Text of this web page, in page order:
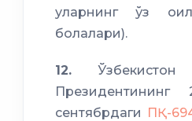
уларнинг ўз
болалари).
12. Ўзбекистон
сентябрдаги
ПҚ-